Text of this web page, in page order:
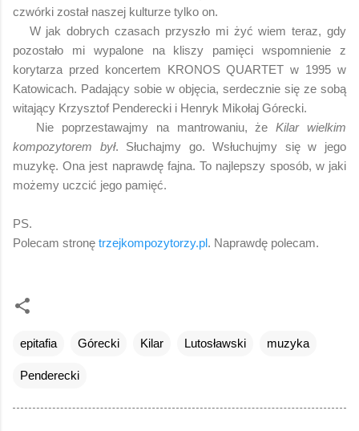
czwórki został naszej kulturze tylko on.
W jak dobrych czasach przyszło mi żyć wiem teraz, gdy
pozostało mi wypalone na kliszy pamięci wspomnienie z
korytarza przed koncertem KRONOS QUARTET w 1995 w
Katowicach. Padający sobie w objęcia, serdecznie się ze sobą
witający Krzysztof Penderecki i Henryk Mikołaj Górecki.
Nie poprzestawajmy na mantrowaniu, żeKilar wielkim
kompozytorem był. Słuchajmy go. Wsłuchujmy się w jego
muzykę. Ona jest naprawdę fajna. To najlepszy sposób, w jaki
możemy uczcić jego pamięć.
PS.
Polecam stronę trzejkompozytorzy.pl. Naprawdę polecam.
epitafia Górecki Kilar Lutosławski muzyka
Penderecki